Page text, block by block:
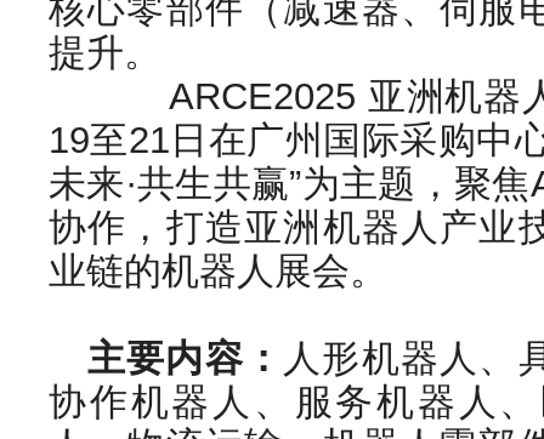
核心零部件（减速器、伺服
提升。
ARCE2025 亚洲机器
19至21日在广州国际采购中
未来·共生共赢”为主题，聚
协作，打造亚洲机器人产业
业链的机器人展会。
主要内容： 人形机器人、
协作机器人、服务机器人